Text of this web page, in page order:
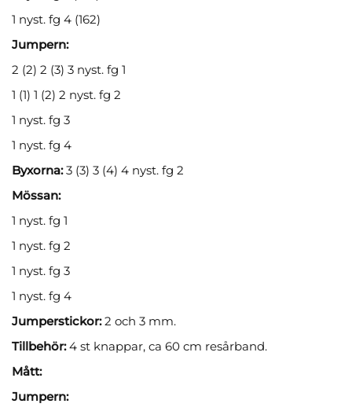
1 nyst. fg 4 (162)
Jumpern:
2 (2) 2 (3) 3 nyst. fg 1
1 (1) 1 (2) 2 nyst. fg 2
1 nyst. fg 3
1 nyst. fg 4
Byxorna:3 (3) 3 (4) 4 nyst. fg 2
Mössan:
1 nyst. fg 1
1 nyst. fg 2
1 nyst. fg 3
1 nyst. fg 4
Jumperstickor:2 och 3 mm.
Tillbehör:4 st knappar, ca 60 cm resårband.
Mått:
Jumpern: